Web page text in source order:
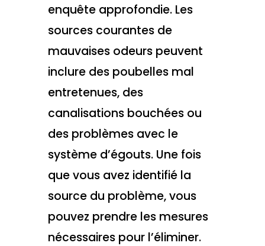
enquête approfondie. Les
sources courantes de
mauvaises odeurs peuvent
inclure des poubelles mal
entretenues, des
canalisations bouchées ou
des problèmes avec le
système d’égouts. Une fois
que vous avez identifié la
source du problème, vous
pouvez prendre les mesures
nécessaires pour l’éliminer.